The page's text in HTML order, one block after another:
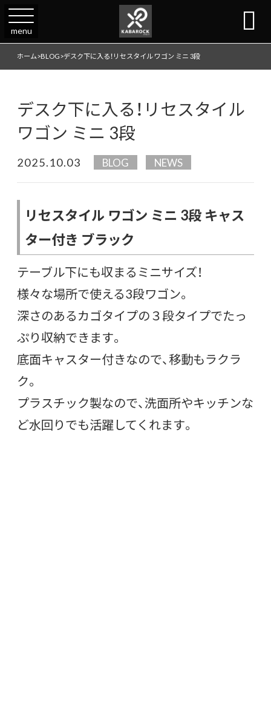
menu 
ホーム>BLOG>デスク下に入る！リセスタイル ワゴン ミニ 3段
デスク下に入る！リセスタイル
ワゴン ミニ 3段
2025.10.03 BLOG NEWS
リセスタイル ワゴン ミニ 3段 キャス
ター付き ブラック
テーブル下にも収まるミニサイズ！
様々な場所で使える3段ワゴン。
深さのあるカゴタイプの３段タイプでたっ
ぷり収納できます。
底面キャスター付きなので、移動もラクラ
ク。
プラスチック製なので、洗面所やキッチンな
ど水回りでも活躍してくれます。